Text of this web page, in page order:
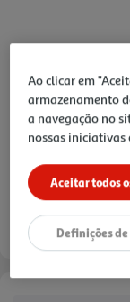
2,79 €
Notas de preparação
Ao clicar em
armazenamento
a navegação no
nossas iniciativas
Aceitar todos
Definições